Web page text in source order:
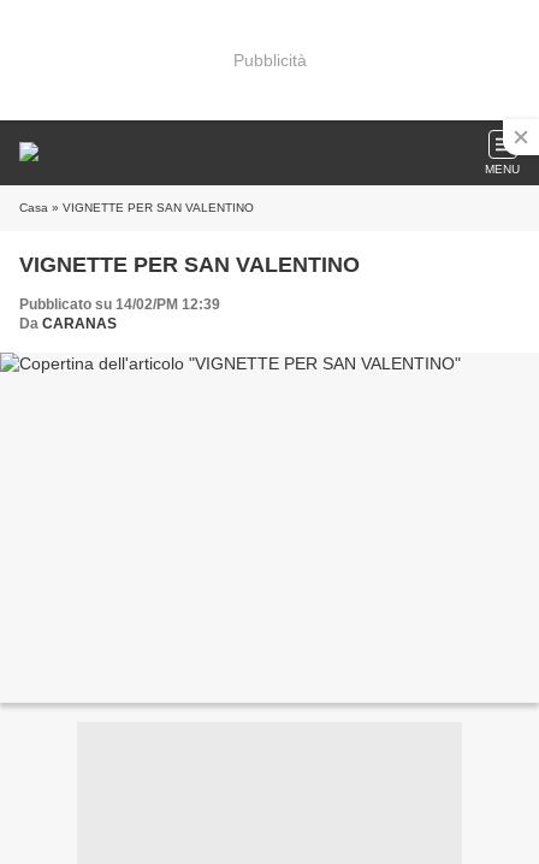
Pubblicità
MENU
Casa » VIGNETTE PER SAN VALENTINO
VIGNETTE PER SAN VALENTINO
Pubblicato su 14/02/PM 12:39
Da CARANAS